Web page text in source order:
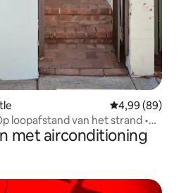
Gemiddelde
4,99 (89)
loopafstand van het strand •
met airconditioning